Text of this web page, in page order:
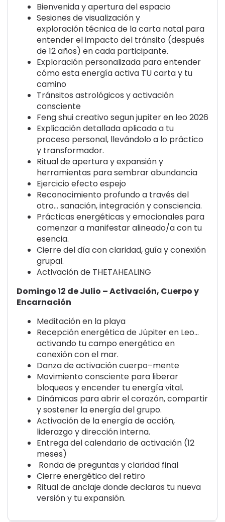
Bienvenida y apertura del espacio
Sesiones de visualización y
exploración técnica de la carta natal para
entender el impacto del tránsito (después
de 12 años) en cada participante.
Exploración personalizada para entender
cómo esta energía activa TUcarta y tu
camino
Tránsitos astrológicos y activación
consciente
Feng shui creativo segun jupiter en leo 2026
Explicación detallada aplicada a tu
proceso personal, llevándolo a lo práctico
y transformador.
Ritual de apertura y expansióny
herramientas para sembrar abundancia
Ejercicio efecto espejo
Reconocimiento profundo a través del
otro… sanación, integración y consciencia.
Prácticas energéticas y emocionales para
comenzar a manifestar alineado/a con tu
esencia.
Cierre del díacon claridad, guía y conexión
grupal.
Activación de THETAHEALING
Domingo 12 de Julio – Activación, Cuerpo y
Encarnación
Meditación en la playa
Recepción energética de Júpiter en Leo…
activando tu campo energético en
conexión con el mar.
Danza de activación cuerpo–mente
Movimiento consciente para liberar
bloqueos y encender tu energía vital.
Dinámicas para abrir el corazón, compartir
y sostener la energía del grupo.
Activación de la energía de acción,
liderazgo y dirección interna.
Entrega del calendario de activación (12
meses)
Ronda de preguntas y claridad final
Cierre energético del retiro
Ritual de anclaje donde declaras tu nueva
versióny tu expansión.